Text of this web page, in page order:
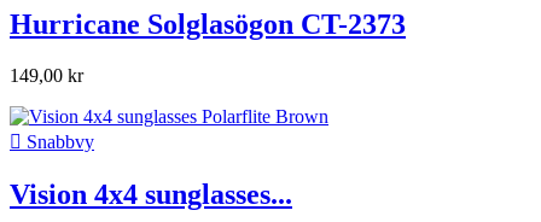
Hurricane Solglasögon CT-2373
149,00 kr
 Snabbvy
Vision 4x4 sunglasses...